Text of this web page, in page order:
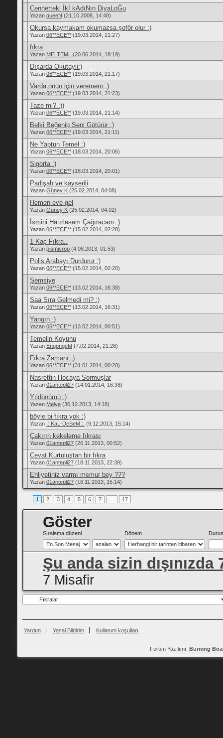
Cennetteki İkİ kAdıNın DiyaLoĞu
Yazan queeN (21.10.2008, 14:48)
Okursa kaymakam okumazsa şoför olur :)
Yazan 06**ECE** (19.03.2014, 21:27)
fıkra
Yazan MELTEML (20.06.2014, 18:19)
Dışarda Okutayii:)
Yazan 06**ECE** (19.03.2014, 21:17)
Varda onun için veremem :)
Yazan 06**ECE** (19.03.2014, 21:23)
Taze mi? :))
Yazan 06**ECE** (19.03.2014, 21:14)
Belki Beğenip Seni Götürür :)
Yazan 06**ECE** (19.03.2014, 21:11)
Ne Yaptun Temel :)
Yazan 06**ECE** (18.03.2014, 20:06)
Sigorta :)
Yazan 06**ECE** (18.03.2014, 20:01)
Padişah ve kayserili
Yazan Güney K (25.02.2014, 04:08)
Hemen eve gel
Yazan Güney K (25.02.2014, 04:02)
İsmini Hatırlasam Çağıracam :)
Yazan 06**ECE** (15.02.2014, 02:28)
1 Kaç Fıkra..
Yazan pismicrop (4.08.2013, 01:53)
Polis Arabayı Durdurur :)
Yazan 06**ECE** (15.02.2014, 02:20)
Şemsiye
Yazan 06**ECE** (13.02.2014, 16:38)
Saa Sıra Gelmedi mi? :)
Yazan 06**ECE** (13.02.2014, 16:31)
Yangın :)
Yazan 06**ECE** (13.02.2014, 00:51)
Temelin Koyunu
Yazan EngongeM (7.02.2014, 21:28)
Fıkra Zamanı :)
Yazan 06**ECE** (31.01.2014, 00:20)
Nasrettin Hocaya Sormuşlar
Yazan 01antepli27 (14.01.2014, 16:38)
Yıldönümü :)
Yazan Melye (30.12.2013, 14:18)
böyle bi fıkra yok :)
Yazan .::KaL-DeSeM::. (9.12.2013, 15:14)
Çakırın kekeleme fıkrası
Yazan 01antepli27 (26.11.2013, 00:52)
Cevat Kurtuluştan bir fıkra
Yazan 01antepli27 (18.11.2013, 22:39)
Ehliyetiniz varmı memur bey ???
Yazan 01antepli27 (18.11.2013, 15:14)
1 2 3 4 5 6 7 17
Göster
Sıralama düzeni Dönem
Şu anda sizin
7 Misafir
Yardım Yasal Bildirim Kullanım koşulları
Forum Yazılımı: Burning